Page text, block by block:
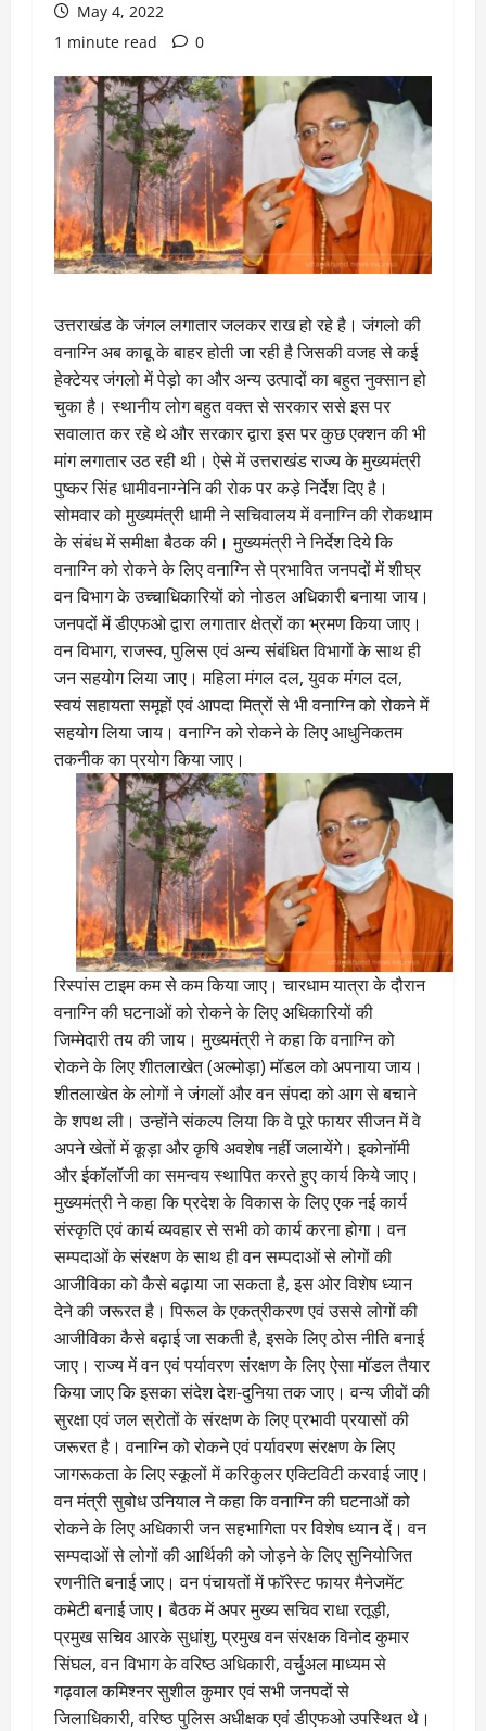
May 4, 2022
1 minute read
0
उत्तराखंड के जंगल लगातार जलकर राख हो रहे है। जंगलो की
वनाग्नि अब काबू के बाहर होती जा रही है जिसकी वजह से कई
हेक्टेयर जंगलो में पेड़ो का और अन्य उत्पादों का बहुत नुक्सान हो
चुका है। स्थानीय लोग बहुत वक्त से सरकार ससे इस पर
सवालात कर रहे थे और सरकार द्वारा इस पर कुछ एक्शन की भी
मांग लगातार उठ रही थी। ऐसे में उत्तराखंड राज्य के मुख्यमंत्री
पुष्कर सिंह धामीवनाग्नेनि की रोक पर कड़े निर्देश दिए है।
सोमवार को मुख्यमंत्री धामी ने सचिवालय में वनाग्नि की रोकथाम
के संबंध में समीक्षा बैठक की। मुख्यमंत्री ने निर्देश दिये कि
वनाग्नि को रोकने के लिए वनाग्नि से प्रभावित जनपदों में शीघ्र
वन विभाग के उच्चाधिकारियों को नोडल अधिकारी बनाया जाय।
जनपदों में डीएफओ द्वारा लगातार क्षेत्रों का भ्रमण किया जाए।
वन विभाग, राजस्व, पुलिस एवं अन्य संबंधित विभागों के साथ ही
जन सहयोग लिया जाए। महिला मंगल दल, युवक मंगल दल,
स्वयं सहायता समूहों एवं आपदा मित्रों से भी वनाग्नि को रोकने में
सहयोग लिया जाय। वनाग्नि को रोकने के लिए आधुनिकतम
तकनीक का प्रयोग किया जाए।
रिस्पांस टाइम कम से कम किया जाए। चारधाम यात्रा के दौरान
वनाग्नि की घटनाओं को रोकने के लिए अधिकारियों की
जिम्मेदारी तय की जाय। मुख्यमंत्री ने कहा कि वनाग्नि को
रोकने के लिए शीतलाखेत (अल्मोड़ा) मॉडल को अपनाया जाय।
शीतलाखेत के लोगों ने जंगलों और वन संपदा को आग से बचाने
के शपथ ली। उन्होंने संकल्प लिया कि वे पूरे फायर सीजन में वे
अपने खेतों में कूड़ा और कृषि अवशेष नहीं जलायेंगे। इकोनॉमी
और ईकॉलॉजी का समन्वय स्थापित करते हुए कार्य किये जाए।
मुख्यमंत्री ने कहा कि प्रदेश के विकास के लिए एक नई कार्य
संस्कृति एवं कार्य व्यवहार से सभी को कार्य करना होगा। वन
सम्पदाओं के संरक्षण के साथ ही वन सम्पदाओं से लोगों की
आजीविका को कैसे बढ़ाया जा सकता है, इस ओर विशेष ध्यान
देने की जरूरत है। पिरूल के एकत्रीकरण एवं उससे लोगों की
आजीविका कैसे बढ़ाई जा सकती है, इसके लिए ठोस नीति बनाई
जाए। राज्य में वन एवं पर्यावरण संरक्षण के लिए ऐसा मॉडल तैयार
किया जाए कि इसका संदेश देश-दुनिया तक जाए। वन्य जीवों की
सुरक्षा एवं जल स्रोतों के संरक्षण के लिए प्रभावी प्रयासों की
जरूरत है। वनाग्नि को रोकने एवं पर्यावरण संरक्षण के लिए
जागरूकता के लिए स्कूलों में करिकुलर एक्टिविटी करवाई जाए।
वन मंत्री सुबोध उनियाल ने कहा कि वनाग्नि की घटनाओं को
रोकने के लिए अधिकारी जन सहभागिता पर विशेष ध्यान दें। वन
सम्पदाओं से लोगों की आर्थिकी को जोड़ने के लिए सुनियोजित
रणनीति बनाई जाए। वन पंचायतों में फॉरेस्ट फायर मैनेजमेंट
कमेटी बनाई जाए। बैठक में अपर मुख्य सचिव राधा रतूड़ी,
प्रमुख सचिव आरके सुधांशु, प्रमुख वन संरक्षक विनोद कुमार
सिंघल, वन विभाग के वरिष्ठ अधिकारी, वर्चुअल माध्यम से
गढ़वाल कमिश्नर सुशील कुमार एवं सभी जनपदों से
जिलाधिकारी, वरिष्ठ पुलिस अधीक्षक एवं डीएफओ उपस्थित थे।